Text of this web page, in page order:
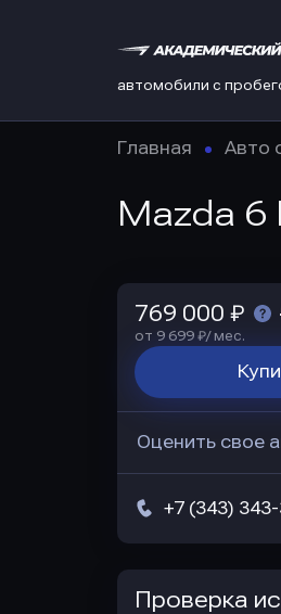
автомобили с
Главная Авто
Mazda 6
769 000 ₽
от 9 699 ₽/ мес.
Оценить свое
+7 (343)
Проверка